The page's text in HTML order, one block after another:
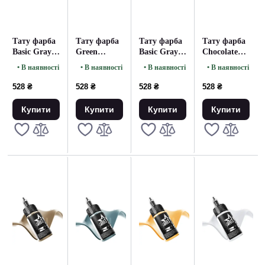
Тату фарба
Basic Gray
Medium
COLORS -
• В наявності
528 ₴
Купити
Тату фарба
Green
Whisper
COLORS -
• В наявності
528 ₴
Купити
Тату фарба
Basic Gray
Dark
COLORS -
• В наявності
528 ₴
Купити
Тату фарба
Chocolate
UNISTAR
30ML
• В наявності
528 ₴
Купити